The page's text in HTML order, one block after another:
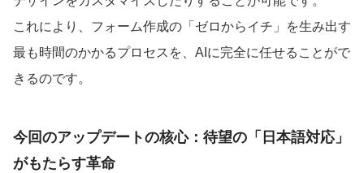
これにより、フォーム作成の「ゼロからイチ」を生み出す
最も時間のかかるプロセスを、AIに完全に任せることがで
きるのです。
今回のアップデートの核心：待望の「日本語対応」
がもたらす革命